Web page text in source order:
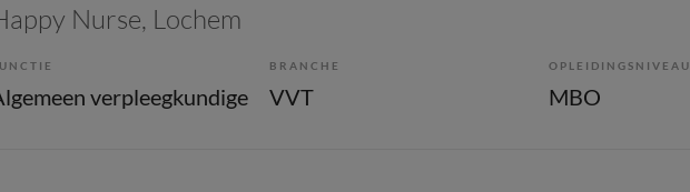
Nurse, Lochem
verpleegkundige
BRANCHE
VVT
OPLEIDINGSNIVEAU
MBO